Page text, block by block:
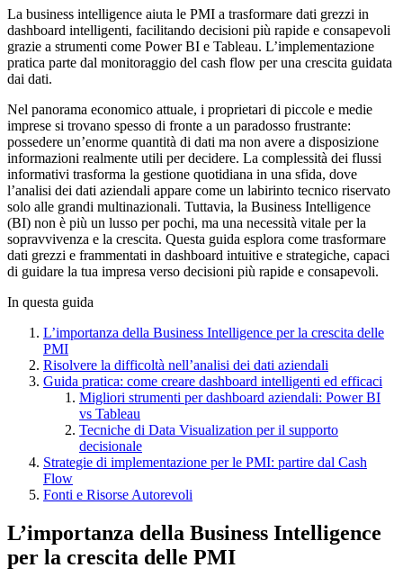
La business intelligence aiuta le PMI a trasformare dati grezzi in
dashboard intelligenti, facilitando decisioni più rapide e consapevoli
grazie a strumenti come Power BI e Tableau. L’implementazione
pratica parte dal monitoraggio del cash flow per una crescita guidata
dai dati.
Nel panorama economico attuale, i proprietari di piccole e medie
imprese si trovano spesso di fronte a un paradosso frustrante:
possedere un’enorme quantità di dati ma non avere a disposizione
informazioni realmente utili per decidere. La complessità dei flussi
informativi trasforma la gestione quotidiana in una sfida, dove
l’analisi dei dati aziendali appare come un labirinto tecnico riservato
solo alle grandi multinazionali. Tuttavia, la Business Intelligence
(BI) non è più un lusso per pochi, ma una necessità vitale per la
sopravvivenza e la crescita. Questa guida esplora come trasformare
dati grezzi e frammentati in dashboard intuitive e strategiche, capaci
di guidare la tua impresa verso decisioni più rapide e consapevoli.
In questa guida
L’importanza della Business Intelligence per la crescita delle
PMI
Risolvere la difficoltà nell’analisi dei dati aziendali
Guida pratica: come creare dashboard intelligenti ed efficaci
Migliori strumenti per dashboard aziendali: Power BI
vs Tableau
Tecniche di Data Visualization per il supporto
decisionale
Strategie di implementazione per le PMI: partire dal Cash
Flow
Fonti e Risorse Autorevoli
L’importanza della Business Intelligence
per la crescita delle PMI